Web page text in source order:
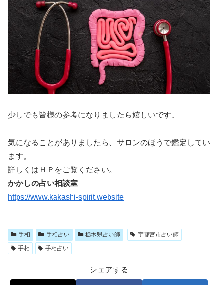
少しでも皆様の参考になりましたら嬉しいです。
気になることがありましたら、サロンのほうで鑑定してい
ます。
詳しくはＨＰをご覧ください。
かかしの占い相談室
https://www.kakashi-spirit.website
手相 手相占い 栃木県占い師
宇都宮市占い師
手相
手相占い
シェアする